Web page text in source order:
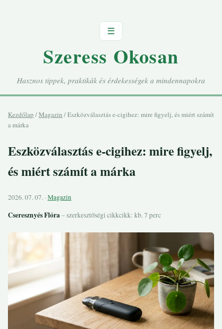
☰
Szeress Okosan
Hasznos tippek, praktikák és érdekességek a mindennapokra
Kezdőlap /Magazin /Eszközválasztás e-cigihez: mire figyelj, és miért számít
a márka
Eszközválasztás e-cigihez: mire figyelj,
és miért számít a márka
2026. 07. 07. ·Magazin
Cseresznyés Flóra– szerkesztőségi cikkcikk: kb. 7 perc